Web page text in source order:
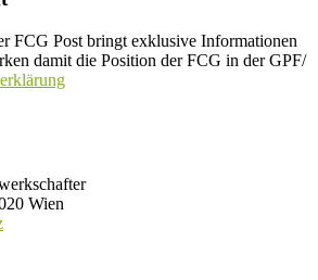
FCG Post bringt exklusive Informationen
damit die Position der FCG in der GPF/
Wien